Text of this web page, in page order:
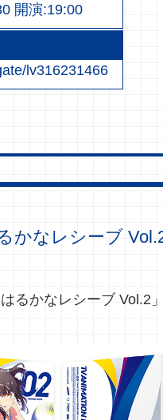
開演:19:00
lv316231466
かなレシーブ
るかなレシーブ Vol.2